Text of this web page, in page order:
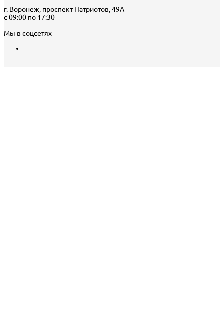
г. Воронеж, проспект Патриотов, 49А
с 09:00 по 17:30
Мы в соцсетях